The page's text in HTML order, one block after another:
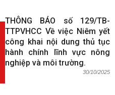
THÔNG BÁO số 129/TB-
TTPVHCC Về việc Niêm yết
công khai nội dung thủ tục
hành chính lĩnh vực nông
nghiệp và môi trường.
30/10/2025